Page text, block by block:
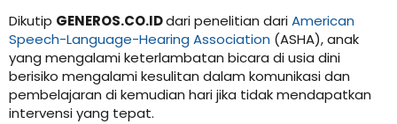
Dikutip GENEROS.CO.IDdari penelitian dariAmerican
Speech-Language-Hearing Association (ASHA), anak
yang mengalami keterlambatan bicara di usia dini
berisiko mengalami kesulitan dalam komunikasi dan
pembelajaran di kemudian hari jika tidak mendapatkan
intervensi yang tepat.